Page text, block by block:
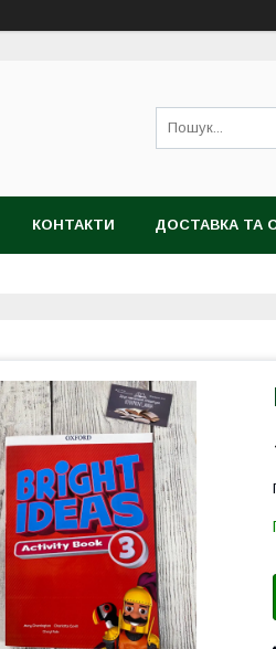
КОНТАКТИ ДОСТАВКА ТА